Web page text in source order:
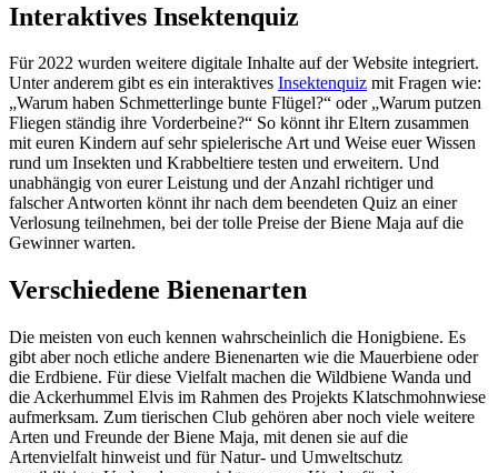
Interaktives Insektenquiz
Für 2022 wurden weitere digitale Inhalte auf der Website integriert.
Unter anderem gibt es ein interaktives Insektenquiz mit Fragen wie:
„Warum haben Schmetterlinge bunte Flügel?“ oder „Warum putzen
Fliegen ständig ihre Vorderbeine?“ So könnt ihr Eltern zusammen
mit euren Kindern auf sehr spielerische Art und Weise euer Wissen
rund um Insekten und Krabbeltiere testen und erweitern. Und
unabhängig von eurer Leistung und der Anzahl richtiger und
falscher Antworten könnt ihr nach dem beendeten Quiz an einer
Verlosung teilnehmen, bei der tolle Preise der Biene Maja auf die
Gewinner warten.
Verschiedene Bienenarten
Die meisten von euch kennen wahrscheinlich die Honigbiene. Es
gibt aber noch etliche andere Bienenarten wie die Mauerbiene oder
die Erdbiene. Für diese Vielfalt machen die Wildbiene Wanda und
die Ackerhummel Elvis im Rahmen des Projekts Klatschmohnwiese
aufmerksam. Zum tierischen Club gehören aber noch viele weitere
Arten und Freunde der Biene Maja, mit denen sie auf die
Artenvielfalt hinweist und für Natur- und Umweltschutz